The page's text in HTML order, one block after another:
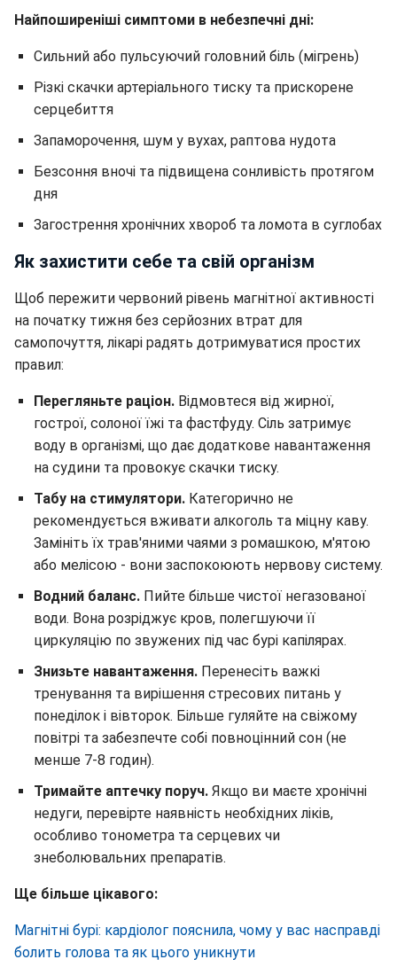
Найпоширеніші симптоми в небезпечні дні:
Сильний або пульсуючий головний біль (мігрень)
Різкі скачки артеріального тиску та прискорене
серцебиття
Запаморочення, шум у вухах, раптова нудота
Безсоння вночі та підвищена сонливість протягом
дня
Загострення хронічних хвороб та ломота в суглобах
Як захистити себе та свій організм
Щоб пережити червоний рівень магнітної активності
на початку тижня без серйозних втрат для
самопочуття, лікарі радять дотримуватися простих
правил:
Перегляньте раціон. Відмовтеся від жирної,
гострої, солоної їжі та фастфуду. Сіль затримує
воду в організмі, що дає додаткове навантаження
на судини та провокує скачки тиску.
Табу на стимулятори. Категорично не
рекомендується вживати алкоголь та міцну каву.
Замініть їх трав'яними чаями з ромашкою, м'ятою
або мелісою - вони заспокоюють нервову систему.
Водний баланс. Пийте більше чистої негазованої
води. Вона розріджує кров, полегшуючи її
циркуляцію по звужених під час бурі капілярах.
Знизьте навантаження. Перенесіть важкі
тренування та вирішення стресових питань у
понеділок і вівторок. Більше гуляйте на свіжому
повітрі та забезпечте собі повноцінний сон (не
менше 7-8 годин).
Тримайте аптечку поруч. Якщо ви маєте хронічні
недуги, перевірте наявність необхідних ліків,
особливо тонометра та серцевих чи
знеболювальних препаратів.
Ще більше цікавого:
Магнітні бурі: кардіолог пояснила, чому у вас насправді
болить голова та як цього уникнути